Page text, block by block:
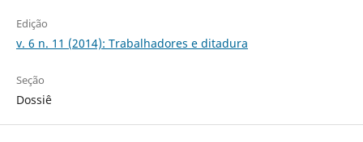
Edição
v. 6 n. 11 (2014): Trabalhadores e ditadura
Seção
Dossiê